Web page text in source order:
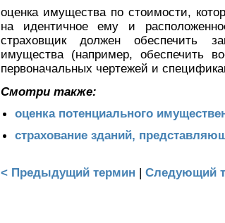
оценка имущества по стоимости,
на идентичное ему и
страховщик должен обеспечить
имущества (например, обеспечить
первоначальных чертежей и
Смотри также:
оценка потенциального
страхование зданий,
< Предыдущий термин | Следующий